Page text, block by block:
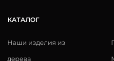
КАТАЛОГ
Наши изделия из
дерева